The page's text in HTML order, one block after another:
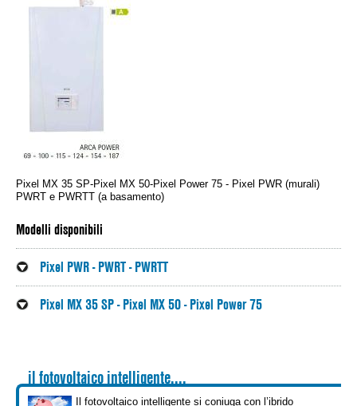
Warmluftgeneratoren
Stahlkessel
Klimasysteme
Sonnenkollektoren
Boiler und Pufferspeicher
IT
FR
Pixel MX 35 SP-Pixel MX 50-Pixel Power 75 - Pixel PWR (murali)
PWRT e PWRTT (a basamento)
Modelli disponibili
Pixel PWR - PWRT - PWRTT
Pixel MX 35 SP - Pixel MX 50 - Pixel Power 75
il fotovoltaico intelligente....
Il fotovoltaico intelligente si coniuga con l’ibrido